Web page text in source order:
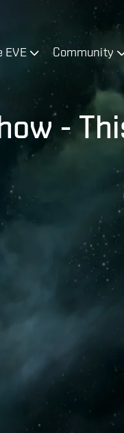
EVE Community
-